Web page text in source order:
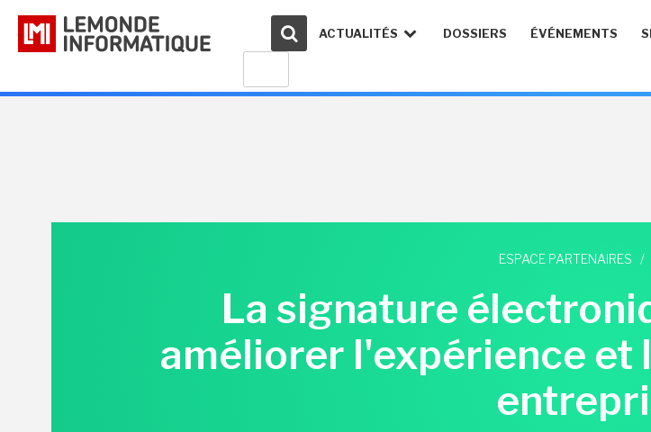
ACTUALITÉS DOSSIERS ÉVÉNEMENTS
ESPACE PARTENAIRES /
La signature
améliorer l'expérience et